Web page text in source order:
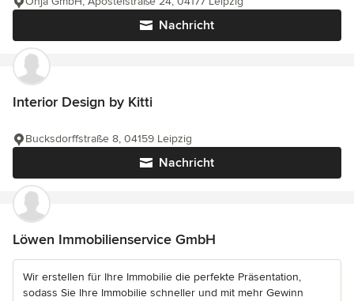
Nachricht
Interior Design by Kitti
Nachricht
Bucksdorffstraße 8, 04159 Leipzig
Löwen Immobilienservice GmbH
Wir erstellen für Ihre Immobilie die perfekte Präsentation,
sodass Sie Ihre Immobilie schneller und mit mehr Gewinn